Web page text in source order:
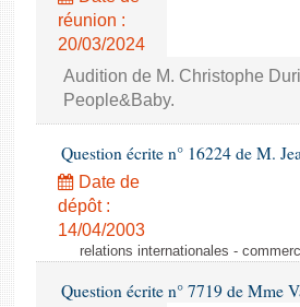
réunion :
20/03/2024
Audition de M. Christophe
People&Baby.
Question écrite n° 16224 de M.
Date de
dépôt :
14/04/2003
relations internationales -
Question écrite n° 7719 de Mme